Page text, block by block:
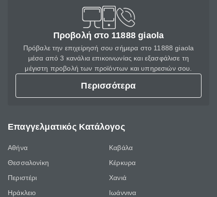
Προβολή στο 11888 giaola
Πρόβαλε την επιχείρησή σου σήμερα στο 11888 giaola
μέσα από 3 κανάλια επικοινωνίας και εξασφάλισε τη
μέγιστη προβολή των προϊόντων και υπηρεσιών σου.
Περισσότερα
Επαγγελματικός Κατάλογος
Αθήνα
Θεσσαλονίκη
Περιστέρι
Ηράκλειο
Καβάλα
Κέρκυρα
Χανιά
Ιωάννινα